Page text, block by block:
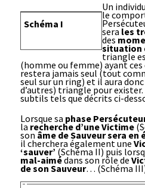
Schéma I
Un
le
sera les
des
situation
triangle
(homme ou femme) ayant
restera jamais seul (tout
seul sur un ring) et il aura
d’autres) triangle pour
subtils tels que décrits ci-
Lorsque sa phase
la recherche d’une Victime
son âme de Sauveur sera en
il cherchera également une
‘sauver’ (Schéma II) puis
mal-aimédans son rôle de
de son Sauveur… (Schéma